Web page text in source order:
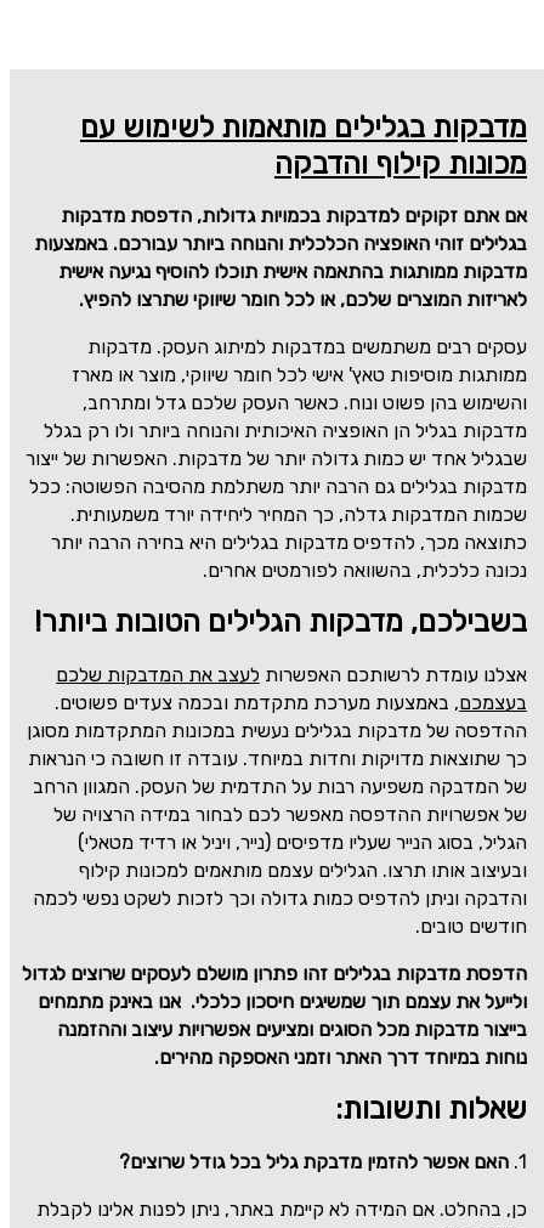
מדבקות בגלילים מותאמות לשימוש עם
מכונות קילוף והדבקה
אם אתם זקוקים למדבקות בכמויות גדולות, הדפסת מדבקות
בגלילים זוהי האופציה הכלכלית והנוחה ביותר עבורכם. באמצעות
מדבקות ממותגות בהתאמה אישית תוכלו להוסיף נגיעה אישית
לאריזות המוצרים שלכם, או לכל חומר שיווקי שתרצו להפיץ.
עסקים רבים משתמשים במדבקות למיתוג העסק. מדבקות
ממותגות מוסיפות טאץ' אישי לכל חומר שיווקי, מוצר או מארז
והשימוש בהן פשוט ונוח. כאשר העסק שלכם גדל ומתרחב,
מדבקות בגליל הן האופציה האיכותית והנוחה ביותר ולו רק בגלל
שבגליל אחד יש כמות גדולה יותר של מדבקות. האפשרות של ייצור
מדבקות בגלילים גם הרבה יותר משתלמת מהסיבה הפשוטה: ככל
שכמות המדבקות גדלה, כך המחיר ליחידה יורד משמעותית.
כתוצאה מכך, להדפיס מדבקות בגלילים היא בחירה הרבה יותר
נכונה כלכלית, בהשוואה לפורמטים אחרים.
בשבילכם, מדבקות הגלילים הטובות ביותר!
אצלנו עומדת לרשותכם האפשרות לעצב את המדבקות שלכם
בעצמכם, באמצעות מערכת מתקדמת ובכמה צעדים פשוטים.
ההדפסה של מדבקות בגלילים נעשית במכונות המתקדמות מסוגן
כך שתוצאות מדויקות וחדות במיוחד. עובדה זו חשובה כי הנראות
של המדבקה משפיעה רבות על התדמית של העסק. המגוון הרחב
של אפשרויות ההדפסה מאפשר לכם לבחור במידה הרצויה של
הגליל, בסוג הנייר שעליו מדפיסים (נייר, ויניל או רדיד מטאלי)
ובעיצוב אותו תרצו. הגלילים עצמם מותאמים למכונות קילוף
והדבקה וניתן להדפיס כמות גדולה וכך לזכות לשקט נפשי לכמה
חודשים טובים.
הדפסת מדבקות בגלילים זהו פתרון מושלם לעסקים שרוצים לגדול
ולייעל את עצמם תוך שמשיגים חיסכון כלכלי. אנו באינק מתמחים
בייצור מדבקות מכל הסוגים ומציעים אפשרויות עיצוב וההזמנה
נוחות במיוחד דרך האתר וזמני האספקה מהירים.
שאלות ותשובות:
1. האם אפשר להזמין מדבקת גליל בכל גודל שרוצים?
כן, בהחלט. אם המידה לא קיימת באתר, ניתן לפנות אלינו לקבלת